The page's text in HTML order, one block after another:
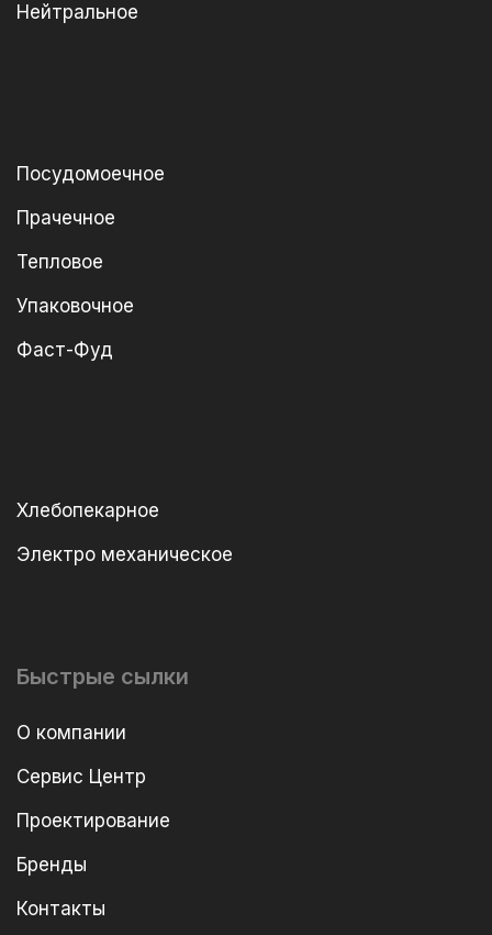
Нейтральное
Посудомоечное
Прачечное
Тепловое
Упаковочное
Фаст-Фуд
Хлебопекарное
Электро механическое
Быстрые сылки
О компании
Сервис Центр
Проектирование
Бренды
Контакты